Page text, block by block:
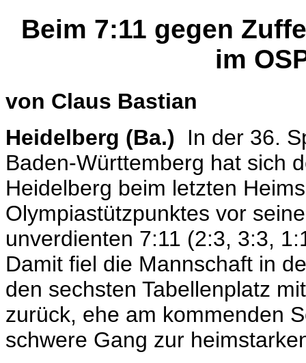
Beim 7:11 gegen
im
von Claus Bastian
Heidelberg (Ba.) In der 36.
Baden-Württemberg hat sich
Heidelberg beim letzten
Olympiastützpunktes vor
unverdienten 7:11 (2:3, 3:3,
Damit fiel die Mannschaft in
den sechsten Tabellenplatz
zurück, ehe am kommenden
schwere Gang zur